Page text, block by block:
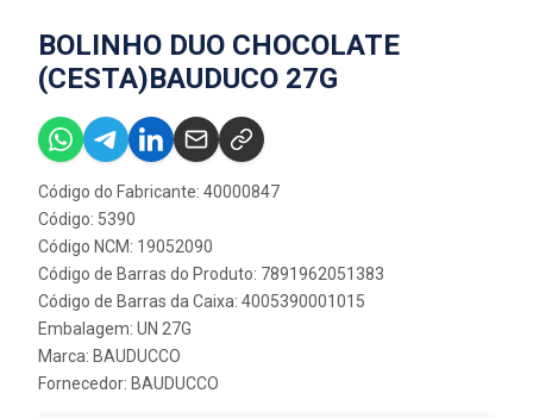
BOLINHO DUO CHOCOLATE
(CESTA)BAUDUCO 27G
Código do Fabricante: 40000847
Código: 5390
Código NCM: 19052090
Código de Barras do Produto: 7891962051383
Código de Barras da Caixa: 4005390001015
Embalagem: UN 27G
Marca: BAUDUCCO
Fornecedor: BAUDUCCO